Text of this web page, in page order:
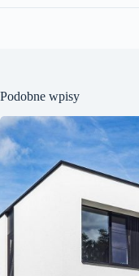
Podobne wpisy